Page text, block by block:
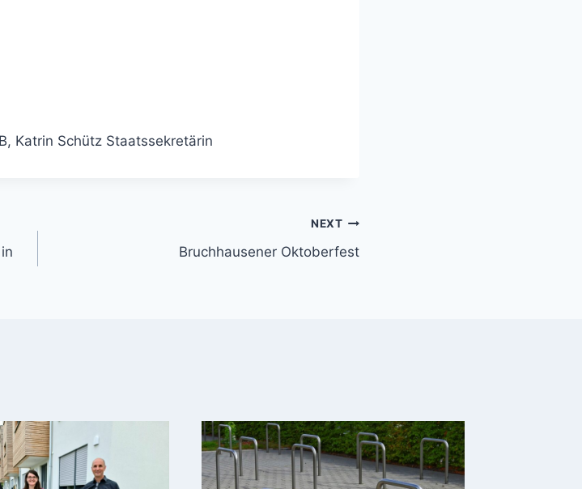
Katrin Schütz Staatssekretärin
NEXT
Bruchhausener Oktoberfest